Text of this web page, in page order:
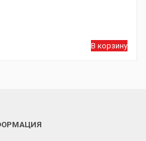
В корзину